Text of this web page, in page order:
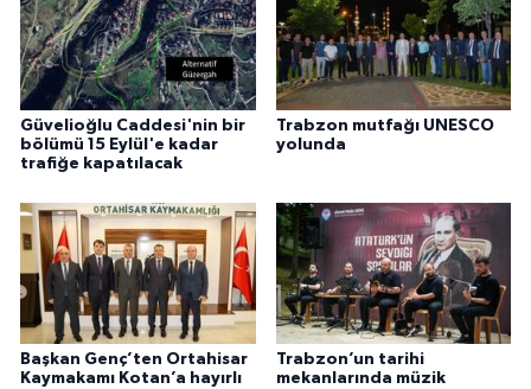
Güvelioğlu Caddesi'nin bir
bölümü 15 Eylül'e kadar
trafiğe kapatılacak
Trabzon mutfağı UNESCO
yolunda
Başkan Genç’ten Ortahisar
Kaymakamı Kotan’a hayırlı
Trabzon’un tarihi
mekanlarında müzik